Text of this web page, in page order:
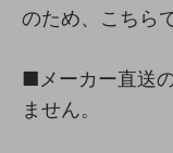
のため、こちら
■メーカー直送
ません。